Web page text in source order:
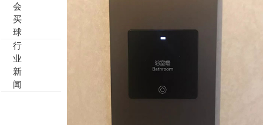
名典系列智能开关
雅典系列智能开关
轻典系列智能开关
怡典系列智能开关
标准带房号门显
非标定制门显
客控系统方案1
客控系统方案2
华体会买球-华体会买球(中国)
会
买
球
行
业
新
闻